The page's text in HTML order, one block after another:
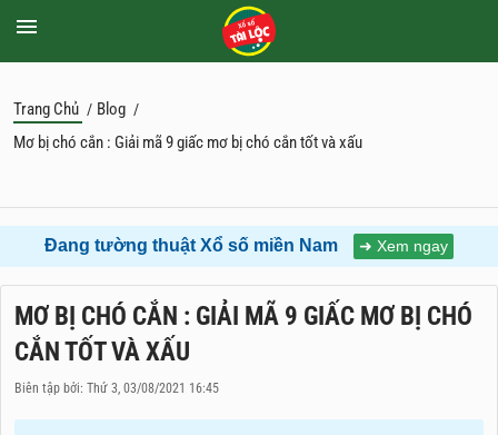
Trang Chủ / Blog /
Mơ bị chó cắn : Giải mã 9 giấc mơ bị chó cắn tốt và xấu
Đang tường thuật Xổ số miền Nam ➜ Xem ngay
MƠ BỊ CHÓ CẮN : GIẢI MÃ 9 GIẤC MƠ BỊ CHÓ
CẮN TỐT VÀ XẤU
Biên tập bởi: Thứ 3, 03/08/2021 16:45